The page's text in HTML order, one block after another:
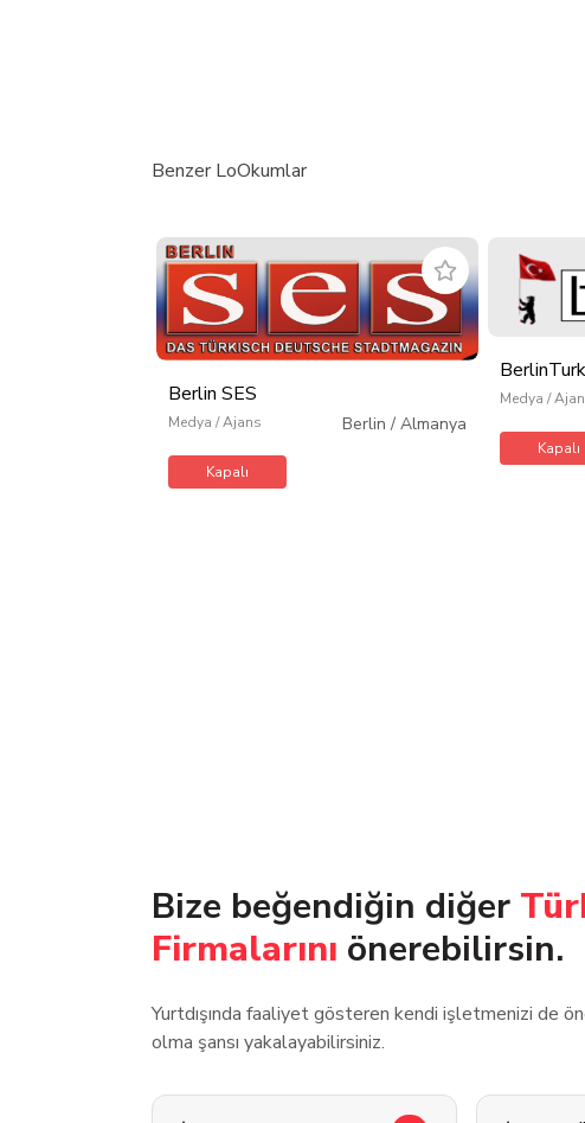
Benzer LoOkumlar
Berlin SES
Medya / Ajans Berlin / Almanya
Kapalı
BerlinTurk
Medya /
Kapalı
Bize beğendiğin diğer
Firmalarını önerebilirsin.
Yurtdışında faaliyet gösteren kendi işletmenizi de
olma şansı yakalayabilirsiniz.